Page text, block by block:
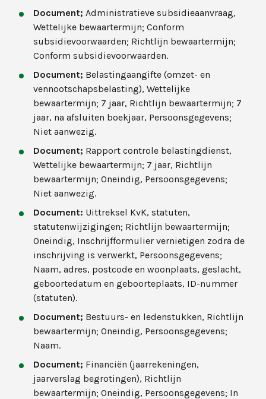
Document; Administratieve subsidieaanvraag,
Wettelijke bewaartermijn; Conform
subsidievoorwaarden; Richtlijn bewaartermijn;
Conform subsidievoorwaarden.
Document; Belastingaangifte (omzet- en
vennootschapsbelasting), Wettelijke
bewaartermijn; 7 jaar, Richtlijn bewaartermijn; 7
jaar, na afsluiten boekjaar, Persoonsgegevens;
Niet aanwezig.
Document; Rapport controle belastingdienst,
Wettelijke bewaartermijn; 7 jaar, Richtlijn
bewaartermijn; Oneindig, Persoonsgegevens;
Niet aanwezig.
Document: Uittreksel KvK, statuten,
statutenwijzigingen; Richtlijn bewaartermijn;
Oneindig, Inschrijfformulier vernietigen zodra de
inschrijving is verwerkt, Persoonsgegevens;
Naam, adres, postcode en woonplaats, geslacht,
geboortedatum en geboorteplaats, ID-nummer
(statuten).
Document; Bestuurs- en ledenstukken, Richtlijn
bewaartermijn; Oneindig, Persoonsgegevens;
Naam.
Document; Financiën (jaarrekeningen,
jaarverslag begrotingen), Richtlijn
bewaartermijn; Oneindig, Persoonsgegevens; In